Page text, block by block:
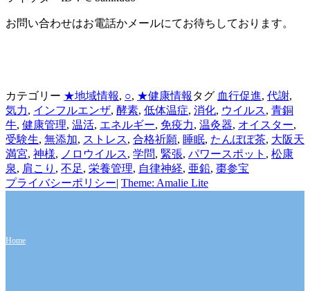
お問い合わせはお電話かメールにてお待ちしております。
カテゴリー ★地域情報, ○, ★健康情報 タグ 血行促進, 代謝,
気力, インフルエンザ, 酵素, 低体温症, 消化, ウイルス, 青銅
牛, 健康管理, 温活, エネルギー, 免疫力, 温灸器, オイスター,
受験生, 無添加, ストレス, 合格祈願, 睡眠, たんぽぽ茶, 大阪天
満宮, 神様, ノロウイルス, 学問, 緊張, パワースポット , 松康
泉, 肩こり , 不足, 栄養管理, 自律神経, 亜鉛, 棗参宝
プライバシーポリシー| Theme: Amalie Lite
Home